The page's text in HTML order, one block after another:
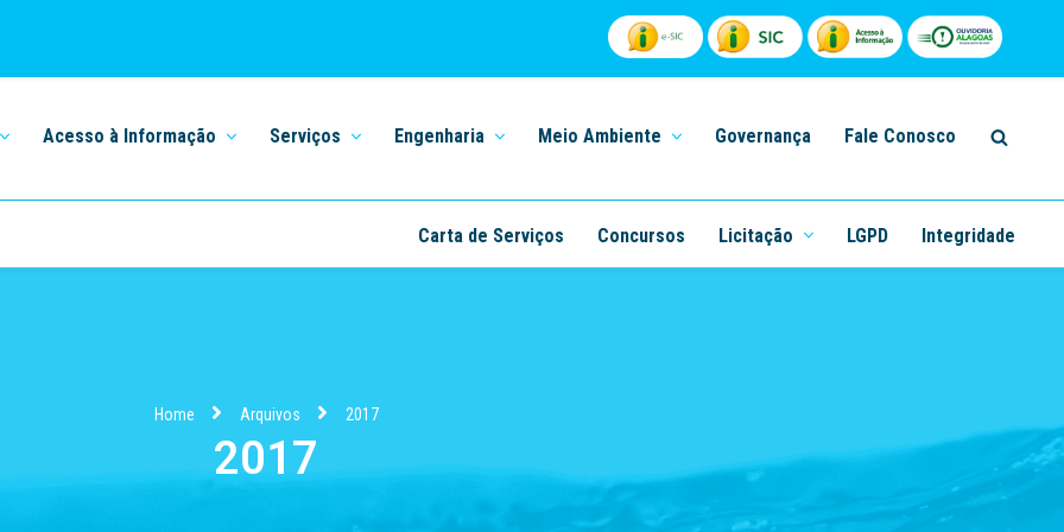
Acesso à Informação Serviços Engenharia Meio Ambiente Governança Fale Conosco
Carta de Serviços Concursos Licitação LGPD Integridade
Home Arquivos 2017
2017